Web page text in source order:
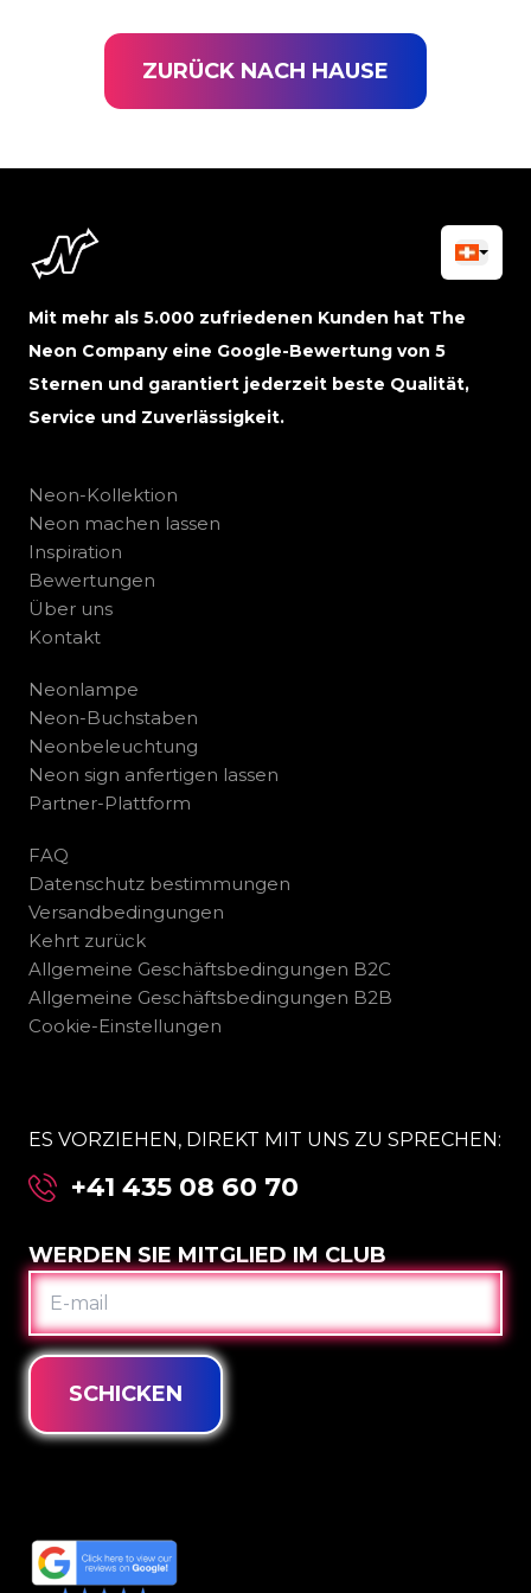
ZURÜCK NACH HAUSE
Mit mehr als 5.000 zufriedenen Kunden hat The
Neon Company eine Google-Bewertung von 5
Sternen und garantiert jederzeit beste Qualität,
Service und Zuverlässigkeit.
Neon-Kollektion
Neon machen lassen
Inspiration
Bewertungen
Über uns
Kontakt
Neonlampe
Neon-Buchstaben
Neonbeleuchtung
Neon sign anfertigen lassen
Partner-Plattform
FAQ
Datenschutz bestimmungen
Versandbedingungen
Kehrt zurück
Allgemeine Geschäftsbedingungen B2C
Allgemeine Geschäftsbedingungen B2B
Cookie-Einstellungen
ES VORZIEHEN, DIREKT MIT UNS ZU SPRECHEN:
+41 435 08 60 70
WERDEN SIE MITGLIED IM CLUB
E-
MAIL
SCHICKEN